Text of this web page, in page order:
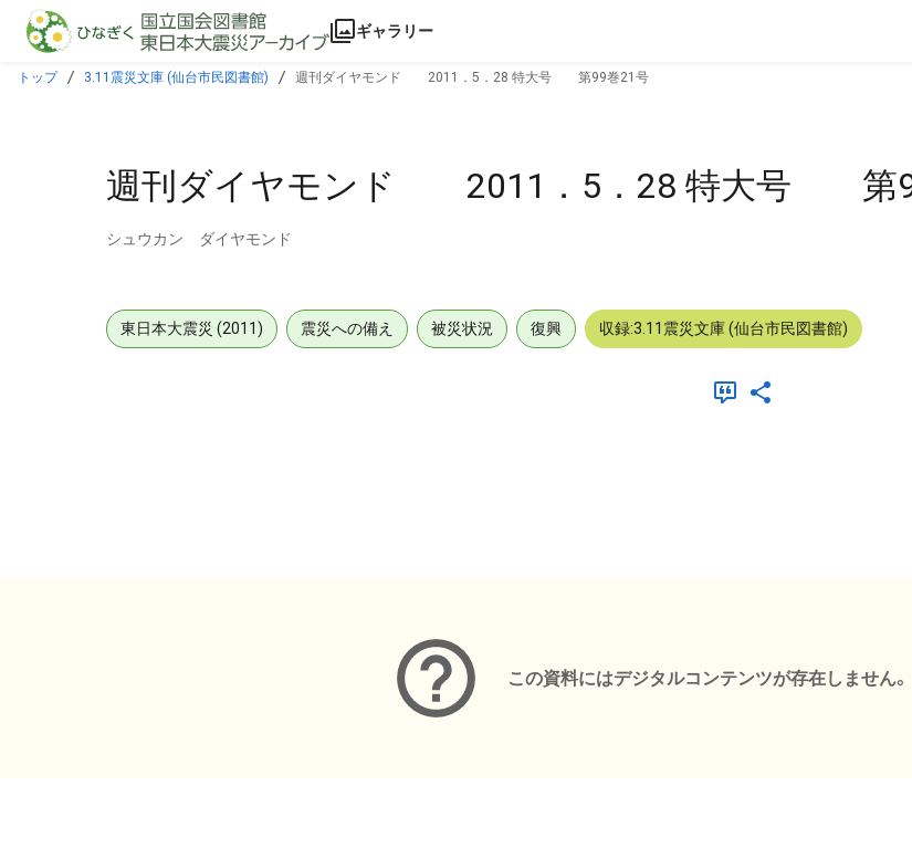
本文に飛ぶ
ギャラリー
トップ 3.11震災文庫 (仙台市民図書館) 週刊ダイヤモンド 2011．5．28 特大号 第99巻21号
週刊ダイヤモンド 2011．5．28 特大号 第
シュウカン ダイヤモンド
東日本大震災 (2011) 震災への備え 被災状況 復興 収録:3.11震災文庫 (仙台市民図書館)
この資料にはデジタルコンテンツが存在しません。